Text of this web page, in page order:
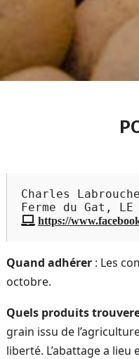
Charles
https://
Quand adhérer: Les
octobre.
Quels produits
grain issu de
liberté. L’abattage a lieu